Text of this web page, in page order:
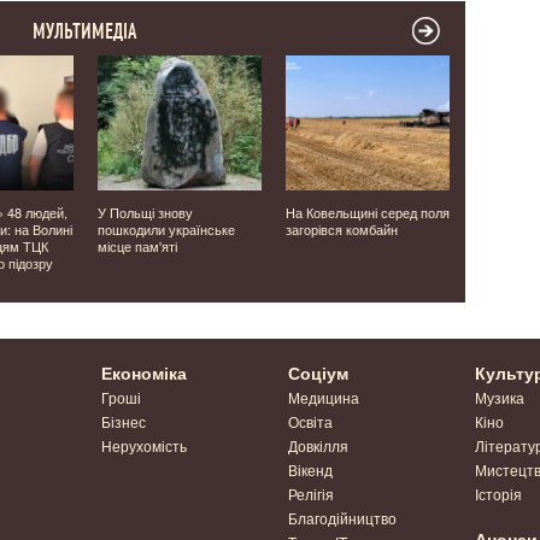
МУЛЬТИМЕДІА
48 людей,
на Волині
ТЦК
підозру
У Польщі знову
пошкодили українське
місце пам'яті
На Ковельщині серед поля
загорівся комбайн
Економіка
Гроші
Бізнес
Нерухомість
Соціум
Медицина
Освіта
Довкілля
Вікенд
Релігія
Благодійництво
Музика
Кіно
Історія